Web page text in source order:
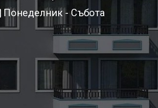
Понеделник - Събота